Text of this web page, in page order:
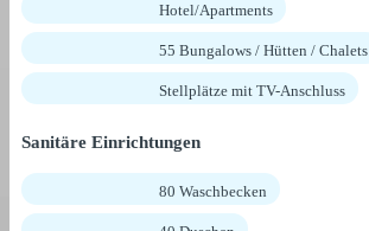
Hotel/Apartments
55 Bungalows / Hütten / Chalets
Stellplätze mit TV-Anschluss
Sanitäre Einrichtungen
80 Waschbecken